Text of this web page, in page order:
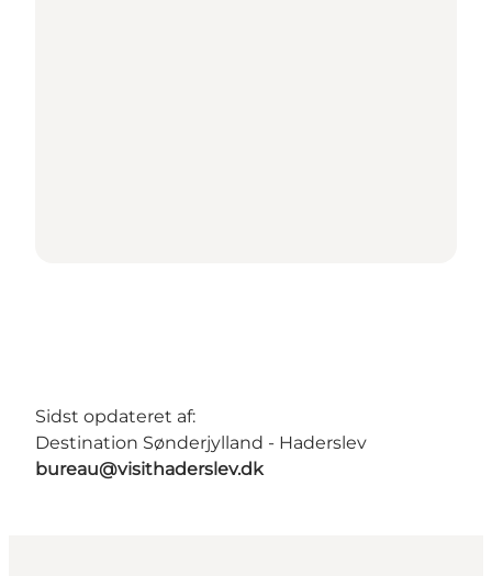
Sidst opdateret af:
Destination Sønderjylland - Haderslev
bureau@visithaderslev.dk